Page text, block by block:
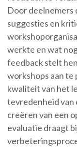
Door deelnemers
suggesties en
werkte en wat
feedback stelt
workshops aan te
kwaliteit van het
tevredenheid
creëren van een
evaluatie draagt